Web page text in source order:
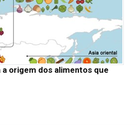
origem dos alimentos que